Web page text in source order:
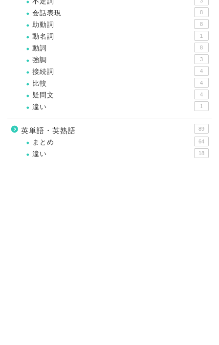
会話表現 8
助動詞 8
動名詞 1
動詞 8
強調 3
接続詞 4
比較 4
疑問文 4
違い 1
英単語・英熟語 89
まとめ 64
違い 18